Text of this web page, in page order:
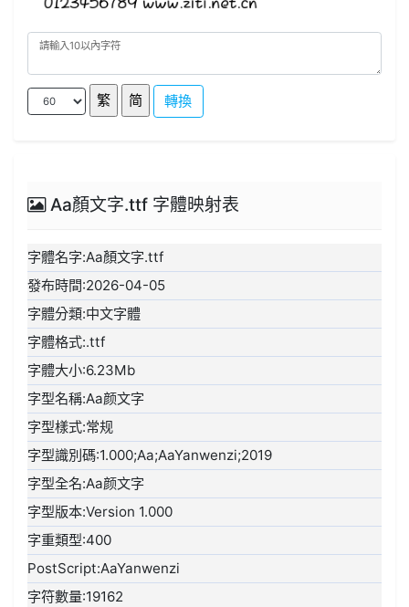
轉換
Aa顏文字.ttf 字體映射表
字體名字:Aa顏文字.ttf
發布時間:2026-04-05
字體分類:中文字體
字體格式:.ttf
字體大小:6.23Mb
字型名稱:Aa颜文字
字型樣式:常规
字型識別碼:1.000;Aa;AaYanwenzi;2019
字型全名:Aa颜文字
字型版本:Version 1.000
字重類型:400
PostScript:AaYanwenzi
字符數量:19162